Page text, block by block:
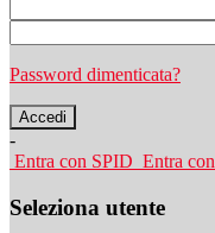
Password dimenticata?
-
Entra con SPID Entra
Seleziona utente